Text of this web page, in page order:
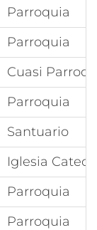
Parroquia
Parroquia
Cuasi
Parroquia
Santuario
Iglesia
Parroquia
Parroquia